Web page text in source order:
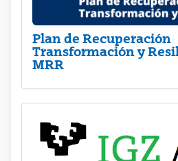
Plan de Recuperación
Transformación y
MRR